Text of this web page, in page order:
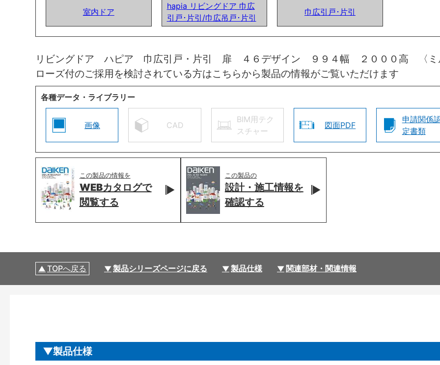
室内ドア
hapia リビングドア 巾広
引戸･片引/巾広吊戸･片引
巾広引戸･片引
リビングドア ハピア 巾広引戸・片引 扉 ４６デザイン ９９４幅 ２０００高 〈
ローズ付のご採用を検討されている方はこちらから製品の情報がご覧いただけます
各種データ・ライブラリー
画像 CAD
BIM用テク
スチャー
図面PDF
申請関係
定書類
この製品の情報を
WEBカタログで
閲覧する
この製品の
設計・施工情報を
確認する
TOPへ戻る 製品シリーズページに戻る 製品仕様 関連部材・関連情報
製品仕様